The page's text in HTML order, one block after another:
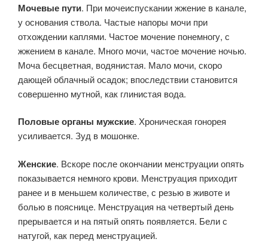
Мочевые пути. При мочеиспускании жжение в канале,
у основания ствола. Частые напоры мочи при
отхождении каплями. Частое мочение понемногу, с
жжением в канале. Много мочи, частое мочение ночью.
Моча бесцветная, водянистая. Мало мочи, скоро
дающей облачный осадок; впоследствии становится
совершенно мутной, как глинистая вода.
Половые органы мужские. Хроническая гонорея
усиливается. Зуд в мошонке.
Женские. Вскоре после окончании менструации опять
показывается немного крови. Менструация приходит
ранее и в меньшем количестве, с резью в животе и
болью в пояснице. Менструация на четвертый день
прерывается и на пятый опять появляется. Бели с
натугой, как перед менструацией.